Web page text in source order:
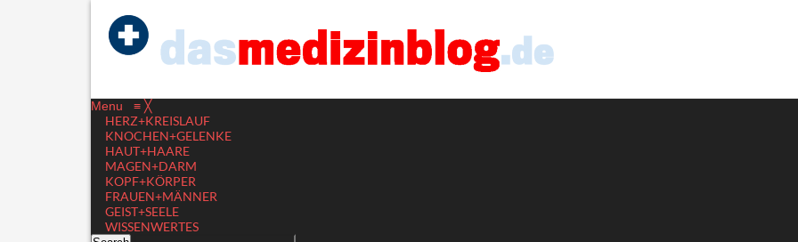
Menu ≡ ╳
HERZ+KREISLAUF
KNOCHEN+GELENKE
HAUT+HAARE
MAGEN+DARM
KOPF+KÖRPER
FRAUEN+MÄNNER
GEIST+SEELE
WISSENWERTES